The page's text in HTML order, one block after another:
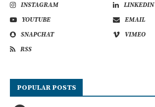
INSTAGRAM
LINKEDIN
YOUTUBE
EMAIL
SNAPCHAT
VIMEO
RSS
POPULAR POSTS